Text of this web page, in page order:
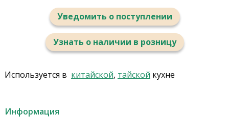
Уведомить о поступлении
Узнать о наличии в розницу
Используется в китайской, тайской кухне
Информация